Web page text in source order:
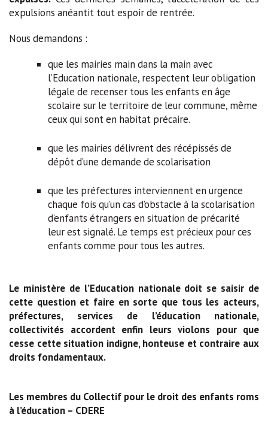
expulsions anéantit tout espoir de rentrée.
Nous demandons :
que les mairies main dans la main avec
l’Education nationale, respectent leur obligation
légale de recenser tous les enfants en âge
scolaire sur le territoire de leur commune, même
ceux qui sont en habitat précaire.
que les mairies délivrent des récépissés de
dépôt d’une demande de scolarisation
que les préfectures interviennent en urgence
chaque fois qu’un cas d’obstacle à la scolarisation
d’enfants étrangers en situation de précarité
leur est signalé. Le temps est précieux pour ces
enfants comme pour tous les autres.
Le ministère de l’Education nationale doit se saisir de
cette question et faire en sorte que tous les acteurs,
préfectures, services de l’éducation nationale,
collectivités accordent enfin leurs violons pour que
cesse cette situation indigne, honteuse et contraire aux
droits fondamentaux.
Les membres du Collectif pour le droit des enfants roms
à l’éducation – CDERE